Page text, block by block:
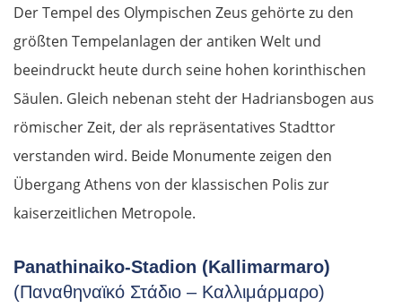
Der Tempel des Olympischen Zeus gehörte zu den
größten Tempelanlagen der antiken Welt und
beeindruckt heute durch seine hohen korinthischen
Säulen. Gleich nebenan steht der Hadriansbogen aus
römischer Zeit, der als repräsentatives Stadttor
verstanden wird. Beide Monumente zeigen den
Übergang Athens von der klassischen Polis zur
kaiserzeitlichen Metropole.
Panathinaiko-Stadion (Kallimarmaro)
(Παναθηναϊκό Στάδιο – Καλλιμάρμαρο)